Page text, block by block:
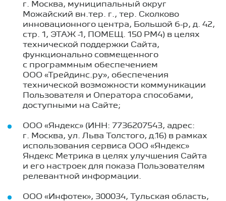
г. Москва, муниципальный округ
Можайский вн.тер. г., тер. Сколково
инновационного центра, Большой б-р, д. 42,
стр. 1, ЭТАЖ -1, ПОМЕЩ. 150 РМ4) в целях
технической поддержки Сайта,
функционально совмещенного
с программным обеспечением
ООО «Трейдинс.ру», обеспечения
технической возможности коммуникации
Пользователя и Оператора способами,
доступными на Сайте;
ООО «Яндекс» (ИНН: 7736207543, адрес:
г. Москва, ул. Льва Толстого, д.16) в рамках
использования сервиса ООО «Яндекс»
Яндекс Метрика в целях улучшения Сайта
и его настроек для показа Пользователям
релевантной информации.
ООО «Инфотек», 300034, Тульская область,